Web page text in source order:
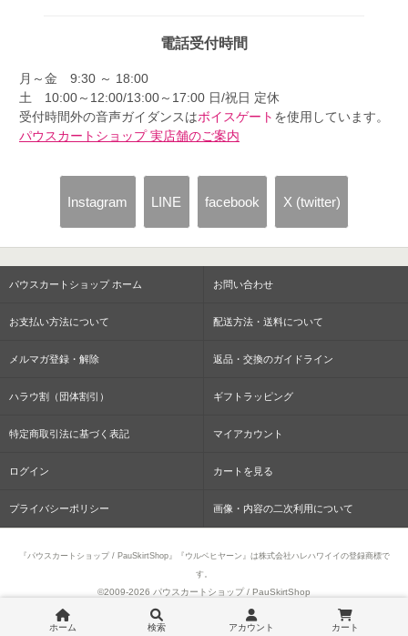
電話受付時間
月～金 9:30 ～ 18:00
土 10:00～12:00/13:00～17:00 日/祝日 定休
受付時間外の音声ガイダンスはボイスゲート を使用しています。
パウスカートショップ 実店舗のご案内
Instagram LINE facebook X (twitter)
パウスカートショップ ホーム お問い合わせ
お支払い方法について 配送方法・送料について
メルマガ登録・解除 返品・交換のガイドライン
ハラウ割（団体割引） ギフトラッピング
特定商取引法に基づく表記 マイアカウント
ログイン カートを見る
プライバシーポリシー 画像・内容の二次利用について
『パウスカートショップ / PauSkirtShop』『ウルベヒヤーン』は株式会社ハレハワイイの登録商標で
す。
©2009-2026 パウスカートショップ / PauSkirtShop
ホーム 検索 アカウント カート